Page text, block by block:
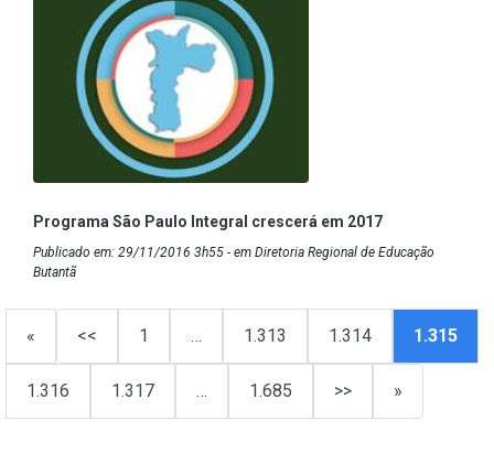
Programa São Paulo Integral crescerá em 2017
Publicado em: 29/11/2016 3h55 - em Diretoria Regional de Educação
Butantã
« << 1 … 1.313 1.314 1.315
1.316 1.317 … 1.685 >> »